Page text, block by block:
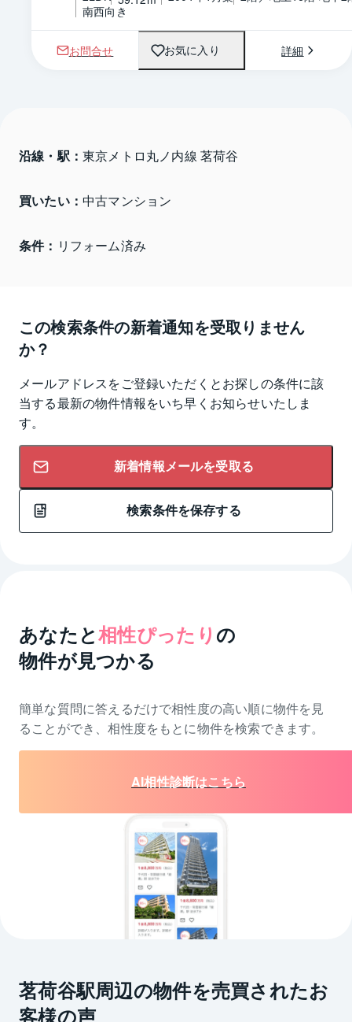
南西向き
お問合せ お気に入り 詳細
沿線・駅： 東京メトロ丸ノ内線 茗荷谷
買いたい： 中古マンション
条件： リフォーム済み
この検索条件の新着通知を受取りません
か？
メールアドレスをご登録いただくとお探しの条件に該
当する最新の物件情報をいち早くお知らせいたしま
す。
新着情報メールを受取る
検索条件を保存する
あなたと相性ぴったり の
物件が見つかる
簡単な質問に答えるだけで相性度の高い順に物件を 見
ることができ、相性度をもとに物件を検索できます。
AI相性診断はこちら
茗荷谷駅周辺の物件を売買されたお
客様の声